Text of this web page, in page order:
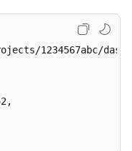
1234567abc/